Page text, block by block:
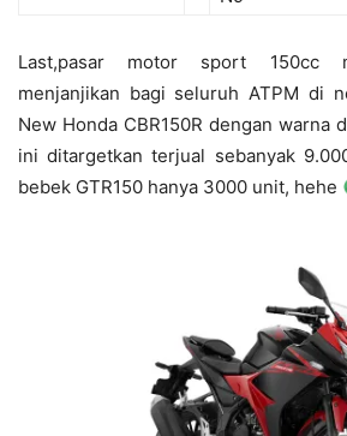
Last,pasar motor sport 150cc
menjanjikan bagi seluruh ATPM di
New Honda CBR150R dengan warna
ini ditargetkan terjual sebanyak
bebek GTR150 hanya 3000 unit, hehe